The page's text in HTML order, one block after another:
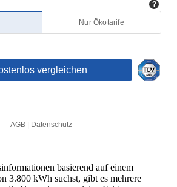
basierend auf einem
3.800 kWh suchst, gibt es mehrere